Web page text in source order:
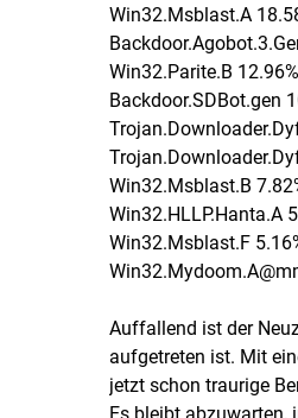
Win32.Msblast.A
Win32.Parite.B 12.96%
Backdoor.SDBot.gen
Win32.Msblast.B
Win32.HLLP.Hanta.A
Win32.Msblast.F
Auffallend ist der
aufgetreten ist. Mit
jetzt schon traurige
Es bleibt abzuwarten,